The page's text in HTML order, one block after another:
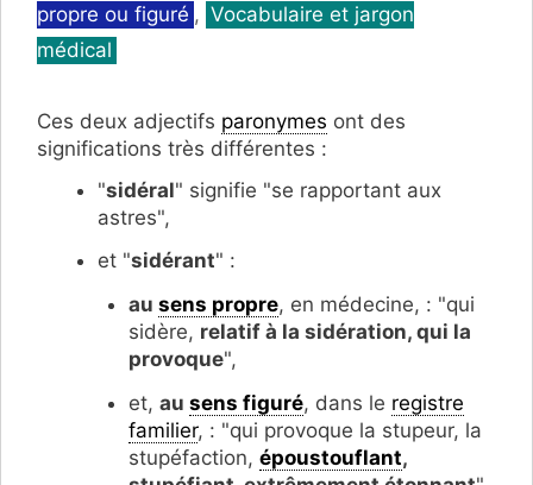
propre ou figuré , Vocabulaire et jargon
médical
Ces deux adjectifs paronymes ont des
significations très différentes :
"sidéral" signifie "se rapportant aux
astres",
et "sidérant" :
au sens propre, en médecine, : "qui
sidère, relatif à la sidération, qui la
provoque",
et, au sens figuré, dans le registre
familier, : "qui provoque la stupeur, la
stupéfaction, époustouflant,